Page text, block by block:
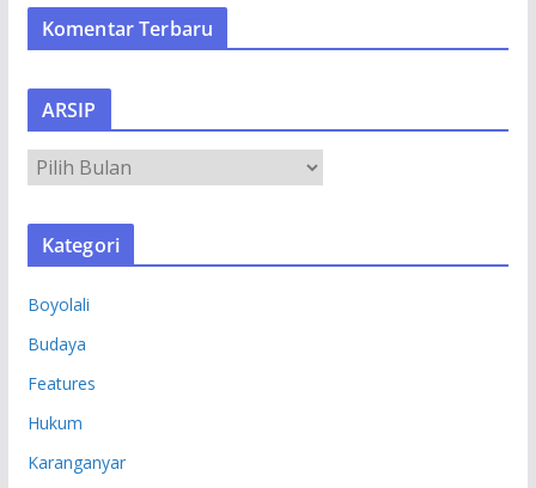
Komentar Terbaru
ARSIP
R
S
Kategori
Boyolali
Budaya
Features
Hukum
Karanganyar